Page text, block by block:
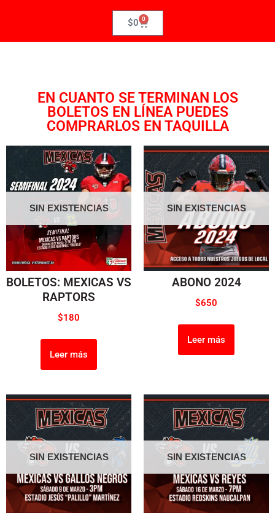
$0 0
EN CUANTO SE TERMINAN LOS
BOLETOS EN LÍNEA PUEDES
COMPRARLOS EN TAQUILLA
SIN EXISTENCIAS
BOLETOS: MEXICAS VS
RAPTORS
$180
Leer más
SIN EXISTENCIAS
ABONO 2024
$650
Leer más
SIN EXISTENCIAS SIN EXISTENCIAS